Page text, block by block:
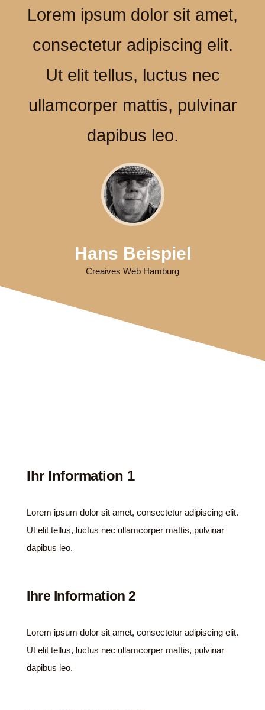
Lorem ipsum dolor sit amet,
consectetur adipiscing elit.
Ut elit tellus, luctus nec
ullamcorper mattis, pulvinar
dapibus leo.
Hans Beispiel
Creaives Web Hamburg
Ihr Information 1
Lorem ipsum dolor sit amet, consectetur adipiscing elit.
Ut elit tellus, luctus nec ullamcorper mattis, pulvinar
dapibus leo.
Ihre Information 2
Lorem ipsum dolor sit amet, consectetur adipiscing elit.
Ut elit tellus, luctus nec ullamcorper mattis, pulvinar
dapibus leo.